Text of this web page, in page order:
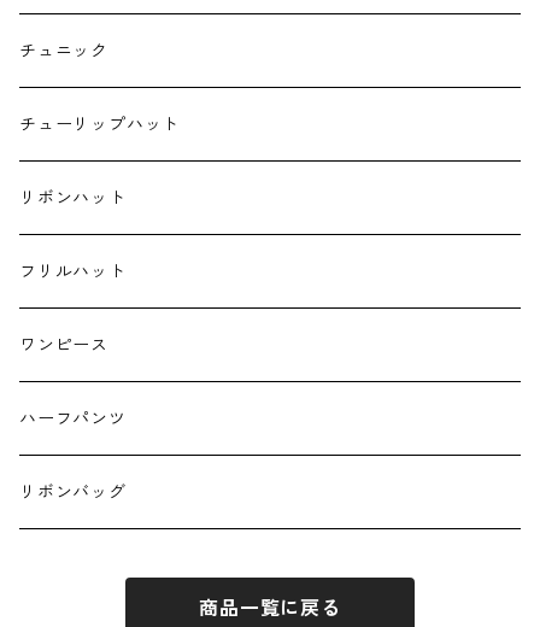
ポケットティッシュケース
ハンカチ
ランチクロス
お弁当袋
キーホルダー
チュニック
チューリップハット
リボンハット
フリルハット
ワンピース
ハーフパンツ
リボンバッグ
商品一覧に戻る